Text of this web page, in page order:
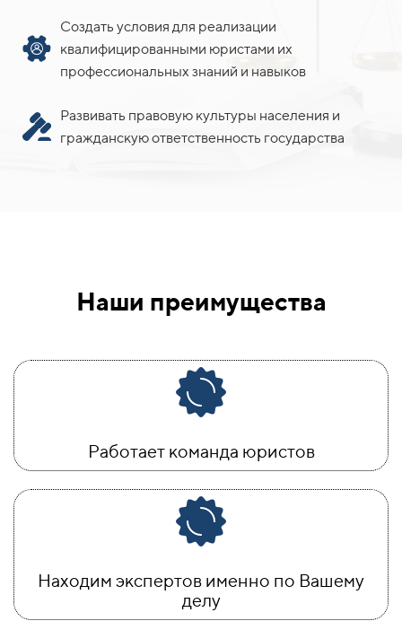
Создать условия для реализации
квалифицированными юристами их
профессиональных знаний и навыков
Развивать правовую культуры населения и
гражданскую ответственность государства
Наши преимущества
Работает команда юристов
Находим экспертов именно по Вашему
делу